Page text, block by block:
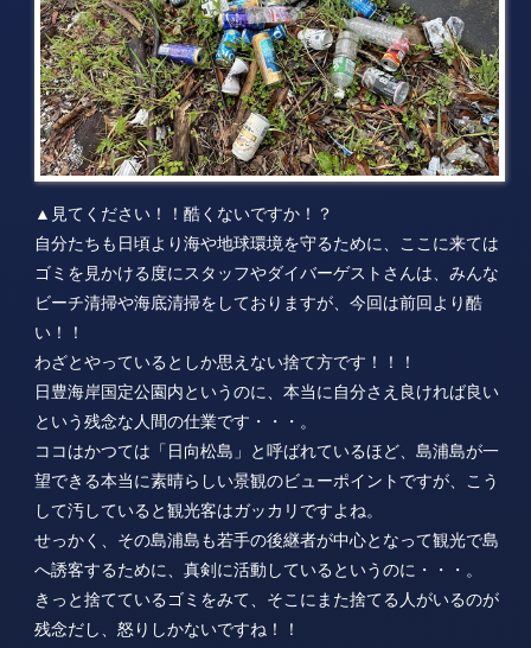
▲見てください！！酷くないですか！？
自分たちも日頃より海や地球環境を守るために、ここに来ては
ゴミを見かける度にスタッフやダイバーゲストさんは、みんな
ビーチ清掃や海底清掃をしておりますが、今回は前回より酷
い！！
わざとやっているとしか思えない捨て方です！！！
日豊海岸国定公園内というのに、本当に自分さえ良ければ良い
という残念な人間の仕業です・・・。
ココはかつては「日向松島」と呼ばれているほど、島浦島が一
望できる本当に素晴らしい景観のビューポイントですが、こう
して汚していると観光客はガッカリですよね。
せっかく、その島浦島も若手の後継者が中心となって観光で島
へ誘客するために、真剣に活動しているというのに・・・。
きっと捨てているゴミをみて、そこにまた捨てる人がいるのが
残念だし、怒りしかないですね！！